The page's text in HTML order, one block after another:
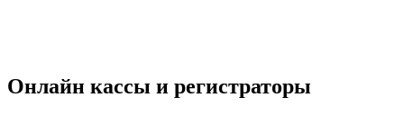
Онлайн кассы и регистраторы